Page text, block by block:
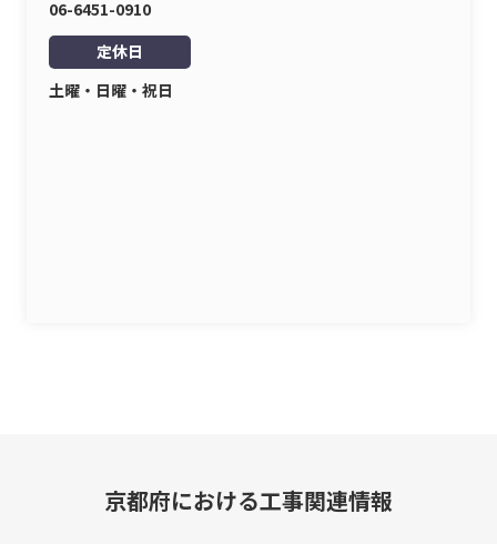
06-6451-0910
定休日
土曜・日曜・祝日
京都府における工事関連情報